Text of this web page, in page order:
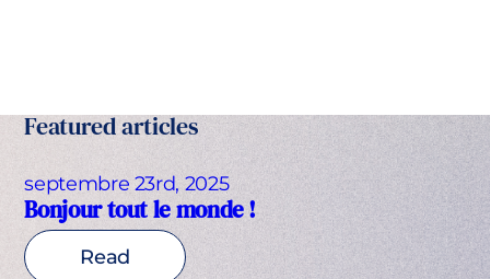
Featured articles
septembre 23rd, 2025
Bonjour tout le monde !
Read